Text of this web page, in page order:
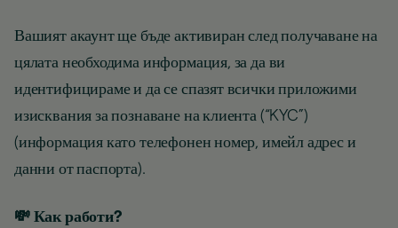
Вашият акаунт ще бъде активиран след получаване на
цялата необходима информация, за да ви
идентифицираме и да се спазят всички приложими
изисквания за познаване на клиента (“KYC”)
(информация като телефонен номер, имейл адрес и
данни от паспорта).
💸 Как работи?